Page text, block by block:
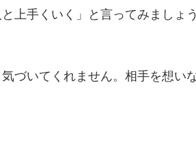
上手くいく」と言ってみましょ
づいてくれません。相手を想い